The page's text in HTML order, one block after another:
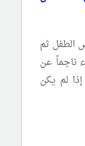
الطفل ثم
ناجماً عن
لم يكن